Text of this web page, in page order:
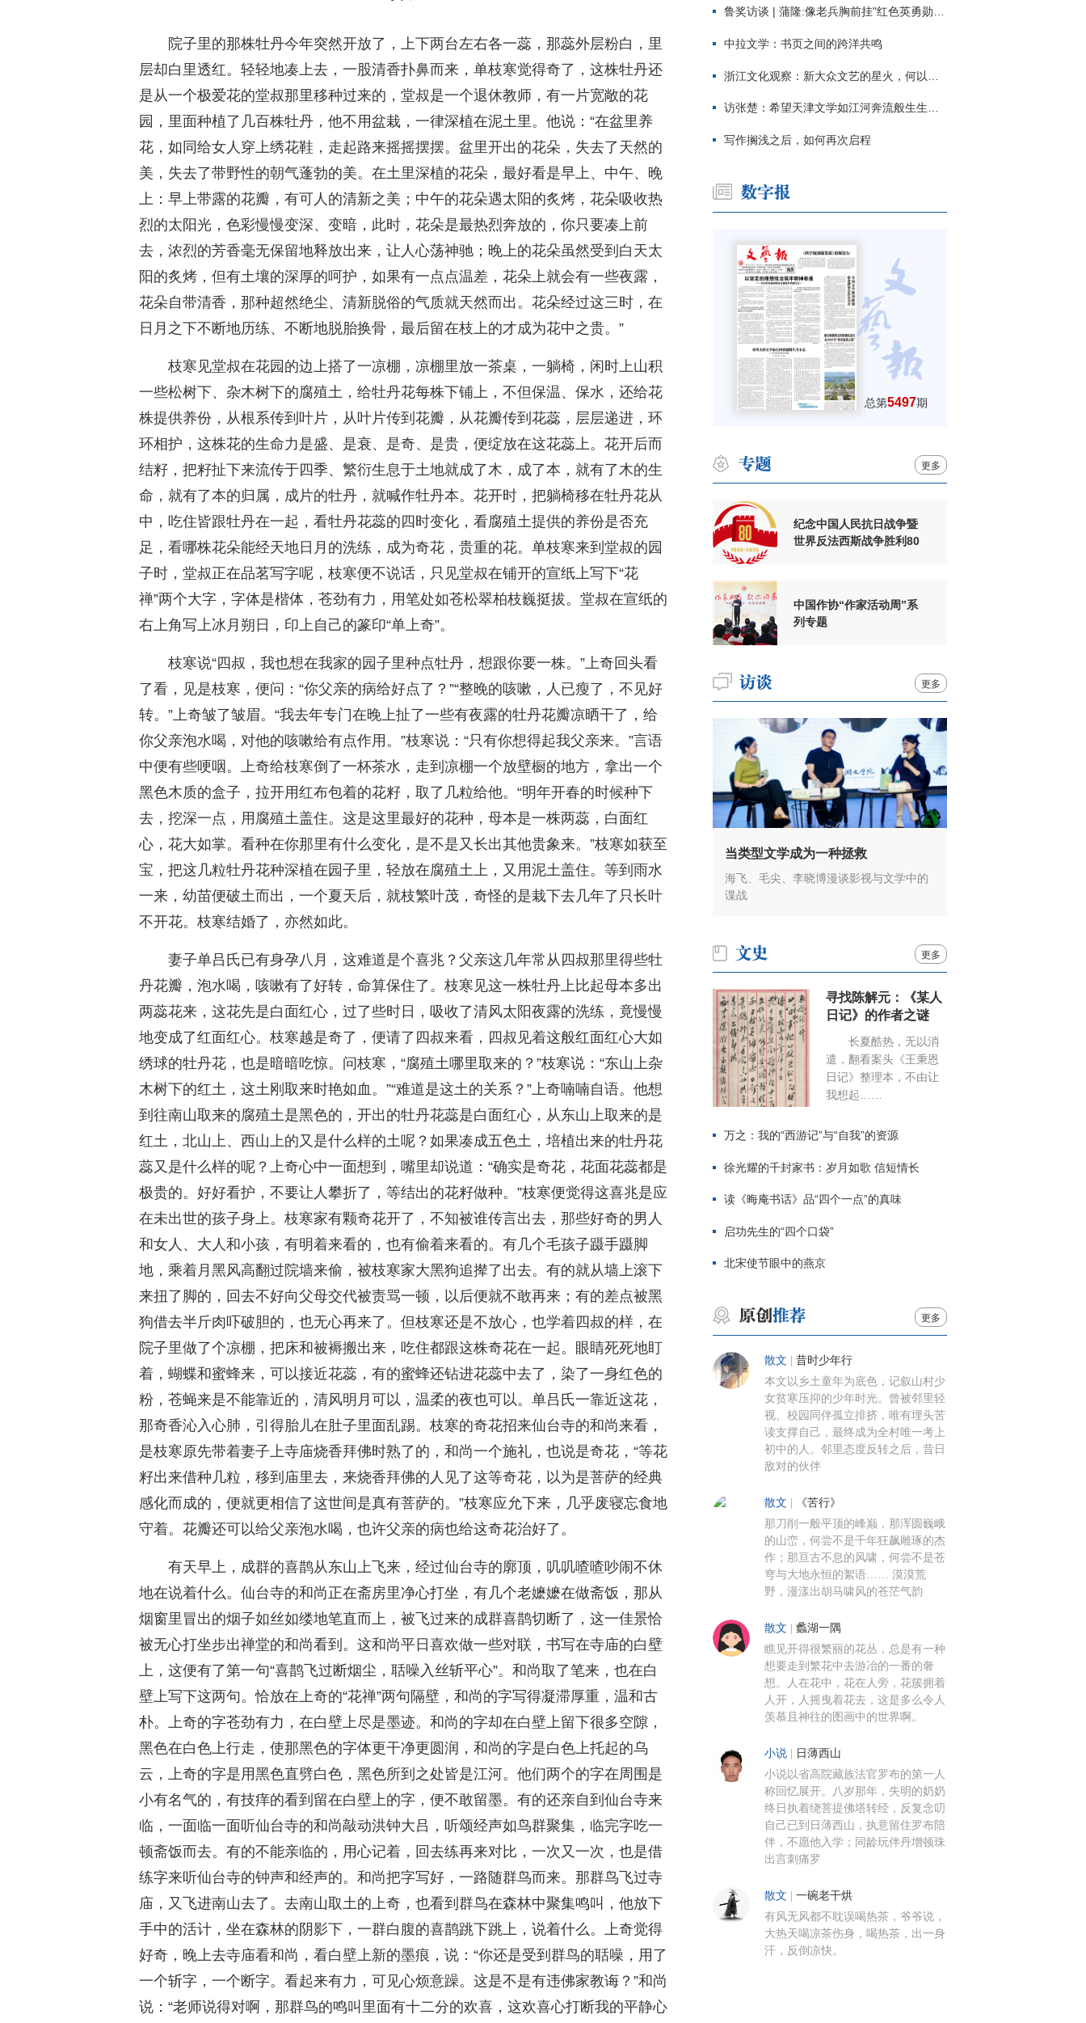
院子里的那株牡丹今年突然开放了，上下两台左右各一蕊，那蕊外层粉白，里
层却白里透红。轻轻地凑上去，一股清香扑鼻而来，单枝寒觉得奇了，这株牡丹还
是从一个极爱花的堂叔那里移种过来的，堂叔是一个退休教师，有一片宽敞的花
园，里面种植了几百株牡丹，他不用盆栽，一律深植在泥土里。他说：“在盆里养
花，如同给女人穿上绣花鞋，走起路来摇摇摆摆。盆里开出的花朵，失去了天然的
美，失去了带野性的朝气蓬勃的美。在土里深植的花朵，最好看是早上、中午、晚
上：早上带露的花瓣，有可人的清新之美；中午的花朵遇太阳的炙烤，花朵吸收热
烈的太阳光，色彩慢慢变深、变暗，此时，花朵是最热烈奔放的，你只要凑上前
去，浓烈的芳香毫无保留地释放出来，让人心荡神驰；晚上的花朵虽然受到白天太
阳的炙烤，但有土壤的深厚的呵护，如果有一点点温差，花朵上就会有一些夜露，
花朵自带清香，那种超然绝尘、清新脱俗的气质就天然而出。花朵经过这三时，在
日月之下不断地历练、不断地脱胎换骨，最后留在枝上的才成为花中之贵。”
枝寒见堂叔在花园的边上搭了一凉棚，凉棚里放一茶桌，一躺椅，闲时上山积
一些松树下、杂木树下的腐殖土，给牡丹花每株下铺上，不但保温、保水，还给花
株提供养份，从根系传到叶片，从叶片传到花瓣，从花瓣传到花蕊，层层递进，环
环相护，这株花的生命力是盛、是衰、是奇、是贵，便绽放在这花蕊上。花开后而
结籽，把籽扯下来流传于四季、繁衍生息于土地就成了木，成了本，就有了木的生
命，就有了本的归属，成片的牡丹，就喊作牡丹本。花开时，把躺椅移在牡丹花从
中，吃住皆跟牡丹在一起，看牡丹花蕊的四时变化，看腐殖土提供的养份是否充
足，看哪株花朵能经天地日月的洗练，成为奇花，贵重的花。单枝寒来到堂叔的园
子时，堂叔正在品茗写字呢，枝寒便不说话，只见堂叔在铺开的宣纸上写下“花
禅”两个大字，字体是楷体，苍劲有力，用笔处如苍松翠柏枝巍挺拔。堂叔在宣纸的
右上角写上冰月朔日，印上自己的篆印“单上奇”。
枝寒说“四叔，我也想在我家的园子里种点牡丹，想跟你要一株。”上奇回头看
了看，见是枝寒，便问：“你父亲的病给好点了？”“整晚的咳嗽，人已瘦了，不见好
转。”上奇皱了皱眉。“我去年专门在晚上扯了一些有夜露的牡丹花瓣凉晒干了，给
你父亲泡水喝，对他的咳嗽给有点作用。”枝寒说：“只有你想得起我父亲来。”言语
中便有些哽咽。上奇给枝寒倒了一杯茶水，走到凉棚一个放壁橱的地方，拿出一个
黑色木质的盒子，拉开用红布包着的花籽，取了几粒给他。“明年开春的时候种下
去，挖深一点，用腐殖土盖住。这是这里最好的花种，母本是一株两蕊，白面红
心，花大如掌。看种在你那里有什么变化，是不是又长出其他贵象来。”枝寒如获至
宝，把这几粒牡丹花种深植在园子里，轻放在腐殖土上，又用泥土盖住。等到雨水
一来，幼苗便破土而出，一个夏天后，就枝繁叶茂，奇怪的是栽下去几年了只长叶
不开花。枝寒结婚了，亦然如此。
妻子单吕氏已有身孕八月，这难道是个喜兆？父亲这几年常从四叔那里得些牡
丹花瓣，泡水喝，咳嗽有了好转，命算保住了。枝寒见这一株牡丹上比起母本多出
两蕊花来，这花先是白面红心，过了些时日，吸收了清风太阳夜露的洗练，竟慢慢
地变成了红面红心。枝寒越是奇了，便请了四叔来看，四叔见着这般红面红心大如
绣球的牡丹花，也是暗暗吃惊。问枝寒，“腐殖土哪里取来的？”枝寒说：“东山上杂
木树下的红土，这土刚取来时艳如血。”“难道是这土的关系？”上奇喃喃自语。他想
到往南山取来的腐殖土是黑色的，开出的牡丹花蕊是白面红心，从东山上取来的是
红土，北山上、西山上的又是什么样的土呢？如果凑成五色土，培植出来的牡丹花
蕊又是什么样的呢？上奇心中一面想到，嘴里却说道：“确实是奇花，花面花蕊都是
极贵的。好好看护，不要让人攀折了，等结出的花籽做种。”枝寒便觉得这喜兆是应
在未出世的孩子身上。枝寒家有颗奇花开了，不知被谁传言出去，那些好奇的男人
和女人、大人和小孩，有明着来看的，也有偷着来看的。有几个毛孩子蹑手蹑脚
地，乘着月黑风高翻过院墙来偷，被枝寒家大黑狗追撵了出去。有的就从墙上滚下
来扭了脚的，回去不好向父母交代被责骂一顿，以后便就不敢再来；有的差点被黑
狗借去半斤肉吓破胆的，也无心再来了。但枝寒还是不放心，也学着四叔的样，在
院子里做了个凉棚，把床和被褥搬出来，吃住都跟这株奇花在一起。眼睛死死地盯
着，蝴蝶和蜜蜂来，可以接近花蕊，有的蜜蜂还钻进花蕊中去了，染了一身红色的
粉，苍蝇来是不能靠近的，清风明月可以，温柔的夜也可以。单吕氏一靠近这花，
那奇香沁入心肺，引得胎儿在肚子里面乱踢。枝寒的奇花招来仙台寺的和尚来看，
是枝寒原先带着妻子上寺庙烧香拜佛时熟了的，和尚一个施礼，也说是奇花，“等花
籽出来借种几粒，移到庙里去，来烧香拜佛的人见了这等奇花，以为是菩萨的经典
感化而成的，便就更相信了这世间是真有菩萨的。”枝寒应允下来，几乎废寝忘食地
守着。花瓣还可以给父亲泡水喝，也许父亲的病也给这奇花治好了。
有天早上，成群的喜鹊从东山上飞来，经过仙台寺的廓顶，叽叽喳喳吵闹不休
地在说着什么。仙台寺的和尚正在斋房里净心打坐，有几个老嬷嬷在做斋饭，那从
烟窗里冒出的烟子如丝如缕地笔直而上，被飞过来的成群喜鹊切断了，这一佳景恰
被无心打坐步出禅堂的和尚看到。这和尚平日喜欢做一些对联，书写在寺庙的白壁
上，这便有了第一句“喜鹊飞过断烟尘，聒噪入丝斩平心”。和尚取了笔来，也在白
壁上写下这两句。恰放在上奇的“花禅”两句隔壁，和尚的字写得凝滞厚重，温和古
朴。上奇的字苍劲有力，在白壁上尽是墨迹。和尚的字却在白壁上留下很多空隙，
黑色在白色上行走，使那黑色的字体更干净更圆润，和尚的字是白色上托起的乌
云，上奇的字是用黑色直劈白色，黑色所到之处皆是江河。他们两个的字在周围是
小有名气的，有技痒的看到留在白壁上的字，便不敢留墨。有的还亲自到仙台寺来
临，一面临一面听仙台寺的和尚敲动洪钟大吕，听颂经声如鸟群聚集，临完字吃一
顿斋饭而去。有的不能亲临的，用心记着，回去练再来对比，一次又一次，也是借
练字来听仙台寺的钟声和经声的。和尚把字写好，一路随群鸟而来。那群鸟飞过寺
庙，又飞进南山去了。去南山取土的上奇，也看到群鸟在森林中聚集鸣叫，他放下
手中的活计，坐在森林的阴影下，一群白腹的喜鹊跳下跳上，说着什么。上奇觉得
好奇，晚上去寺庙看和尚，看白壁上新的墨痕，说：“你还是受到群鸟的聒噪，用了
一个斩字，一个断字。看起来有力，可见心烦意躁。这是不是有违佛家教诲？”和尚
说：“老师说得对啊，那群鸟的鸣叫里面有十二分的欢喜，这欢喜心打断我的平静心
鲁奖访谈 | 蒲隆:像老兵胸前挂"红色英勇勋章"
中拉文学：书页之间的跨洋共鸣
浙江文化观察：新大众文艺的星火，何以燎原？
访张楚：希望天津文学如江河奔流般生生不息
写作搁浅之后，如何再次启程
总第5497期
更多
纪念中国人民抗日战争暨
世界反法西斯战争胜利80
中国作协“作家活动周”系
列专题
更多
当类型文学成为一种拯救
海飞、毛尖、李晓博漫谈影视与文学中的
谍战
更多
寻找陈解元：《某人
日记》的作者之谜
长夏酷热，无以消
遣，翻看案头《王秉恩
日记》整理本，不由让
我想起……
万之：我的“西游记”与“自我”的资源
徐光耀的千封家书：岁月如歌 信短情长
读《晦庵书话》品“四个一点”的真味
启功先生的“四个口袋”
北宋使节眼中的燕京
更多
散文 昔时少年行
本文以乡土童年为底色，记叙山村少
女贫寒压抑的少年时光。曾被邻里轻
视、校园同伴孤立排挤，唯有埋头苦
读支撑自己，最终成为全村唯一考上
初中的人。邻里态度反转之后，昔日
敌对的伙伴
散文 《苦行》
那刀削一般平顶的峰巅，那浑圆巍峨
的山峦，何尝不是千年狂飙雕琢的杰
作；那亘古不息的风啸，何尝不是苍
穹与大地永恒的絮语…… 漠漠荒
野，漫漾出胡马啸风的苍茫气韵
散文 蠡湖一隅
瞧见开得很繁丽的花丛，总是有一种
想要走到繁花中去游冶的一番的奢
想。人在花中，花在人旁，花簇拥着
人开，人摇曳着花去，这是多么令人
羡慕且神往的图画中的世界啊。
小说 日薄西山
小说以省高院藏族法官罗布的第一人
称回忆展开。八岁那年，失明的奶奶
终日执着绕菩提佛塔转经，反复念叨
自己已到日薄西山，执意留住罗布陪
伴，不愿他入学；同龄玩伴丹增顿珠
出言刺痛罗
散文 一碗老干烘
有风无风都不耽误喝热茶，爷爷说，
大热天喝凉茶伤身，喝热茶，出一身
汗，反倒凉快。